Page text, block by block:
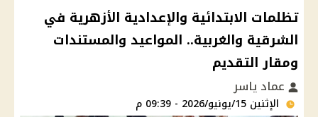
تظلمات الابتدائية والإعدادية الأزهرية في
الشرقية والغربية.. المواعيد والمستندات
ومقار التقديم
عماد ياسر
الإثنين 15/يونيو/2026 - 09:39 م